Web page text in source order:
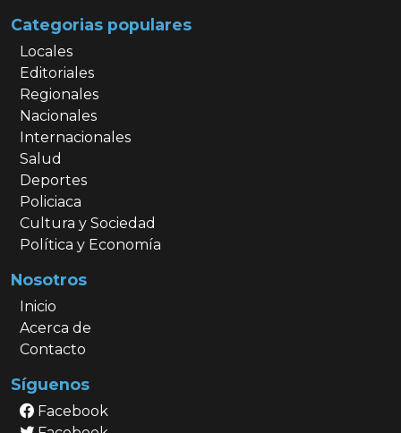
Categorias populares
Locales
Editoriales
Regionales
Nacionales
Internacionales
Salud
Deportes
Policiaca
Cultura y Sociedad
Política y Economía
Nosotros
Inicio
Acerca de
Contacto
Síguenos
Facebook